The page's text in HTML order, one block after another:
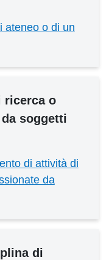
ateneo o di un
ricerca o
soggetti
di attività di
da
di